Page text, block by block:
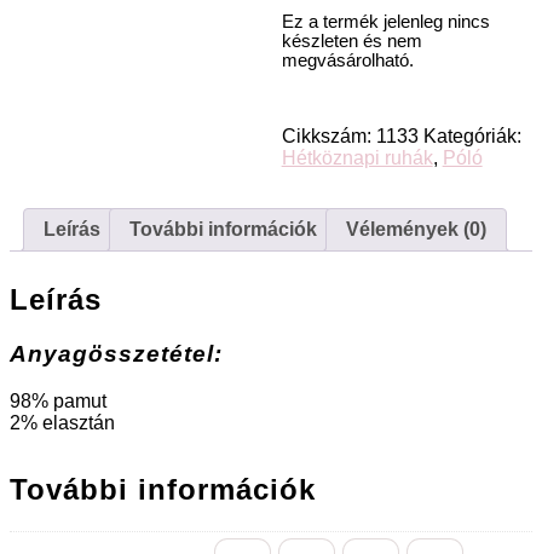
Ez a termék jelenleg nincs
készleten és nem
megvásárolható.
Cikkszám: 1133 Kategóriák:
Hétköznapi ruhák, Póló
Leírás További információk Vélemények (0)
Leírás
Anyagösszetétel:
98% pamut
2% elasztán
További információk